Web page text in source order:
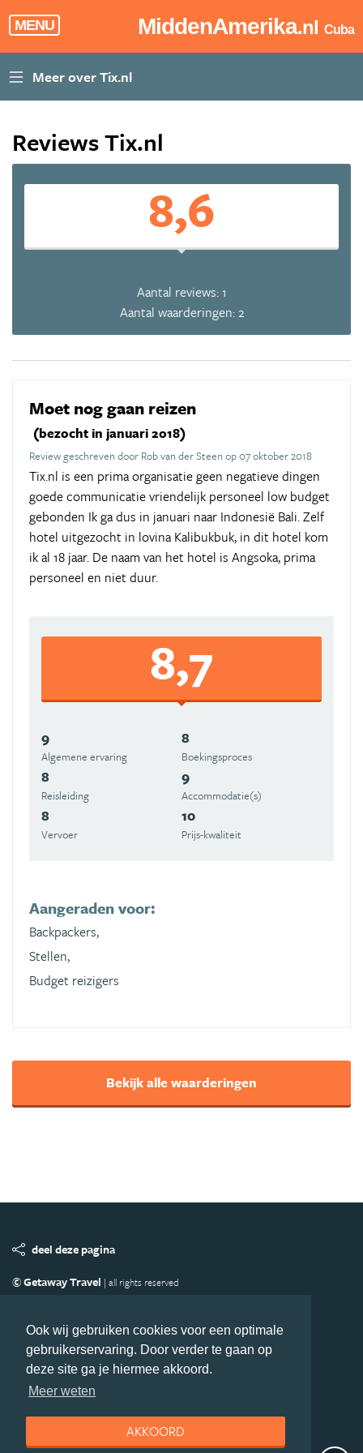
Ook wij gebruiken cookies voor een optimale
gebruikerservaring. Door verder te gaan op
deze site ga je hiermee akkoord.
Meer weten
AKKOORD
MENU MiddenAmerika.nl Cuba
Reviews Tix.nl
8,6
Aantal reviews: 1
Aantal waarderingen: 2
Moet nog gaan reizen
(bezocht in januari 2018)
Review geschreven door Rob van der Steen op 07 oktober 2018
Tix.nl is een prima organisatie geen negatieve dingen
goede communicatie vriendelijk personeel low budget
gebonden Ik ga dus in januari naar Indonesië Bali. Zelf
hotel uitgezocht in lovina Kalibukbuk, in dit hotel kom
ik al 18 jaar. De naam van het hotel is Angsoka, prima
personeel en niet duur.
8,7
9
Algemene ervaring
8
Boekingsproces
8
Reisleiding
9
Accommodatie(s)
8
Vervoer
10
Prijs-kwaliteit
Aangeraden voor:
Backpackers,
Stellen,
Budget reizigers
Bekijk alle waarderingen
deel deze pagina
© Getaway Travel | all rights reserved
Copyright
Privacy statement Disclaimer
Cookies
Volg MiddenAmerika.nl
Nieuwsbrief
Facebook